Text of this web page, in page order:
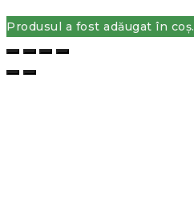
Produsul a fost adăugat în coș.